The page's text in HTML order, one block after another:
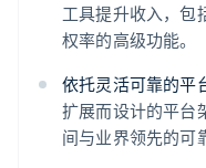
工具提升收入，包
权率的高级功能。
依托灵活可靠的平
扩展而设计的平台
间与业界领先的可
爱尔兰
English
English
奥地利
DeutschEnglish
澳大利亚